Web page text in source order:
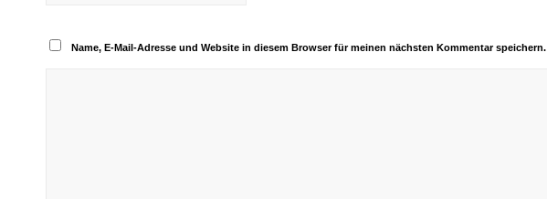
Name, E-Mail-Adresse und Website in diesem Browser für meinen nächsten Kommentar speichern.